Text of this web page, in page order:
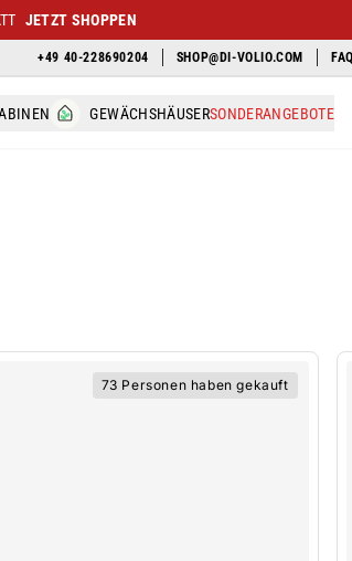
JETZT SHOPPEN
+49 40-228690204 SHOP@DI-VOLIO.COM
GEWÄCHSHÄUSERSONDERANGEBOTE
73 Personen haben gekauft